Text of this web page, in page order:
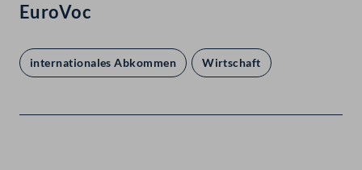
EuroVoc
internationales Abkommen Wirtschaft